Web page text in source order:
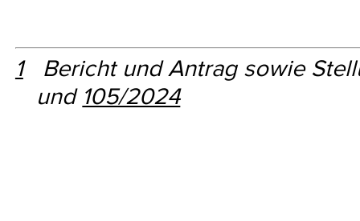
1Bericht und Antrag sowie
und 105/2024